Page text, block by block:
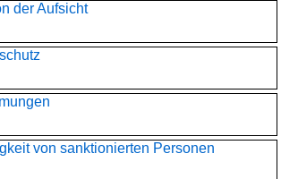
der Aufsicht
von sanktionierten Personen